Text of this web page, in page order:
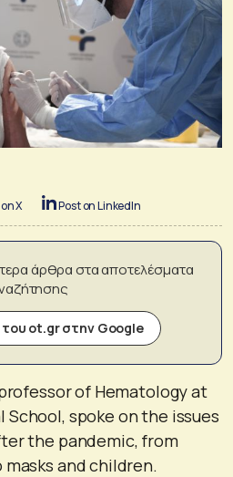
X Post on LinkedIn
άρθρα στα αποτελέσματα
ot.gr στην Google
of Hematology at
spoke on the issues
the pandemic, from
and children.